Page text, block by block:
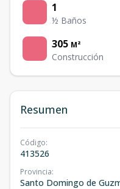
1
½ Baños
305 M²
Construcción
Resumen
Código:
413526
Provincia:
Santo Domingo de